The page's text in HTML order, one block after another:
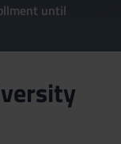
until